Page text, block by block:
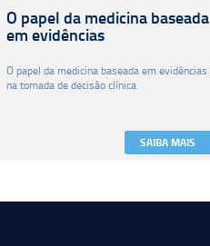
O papel da medicina baseada
em evidências
O papel da medicina baseada em evidências
na tomada de decisão clínica
SAIBA MAIS